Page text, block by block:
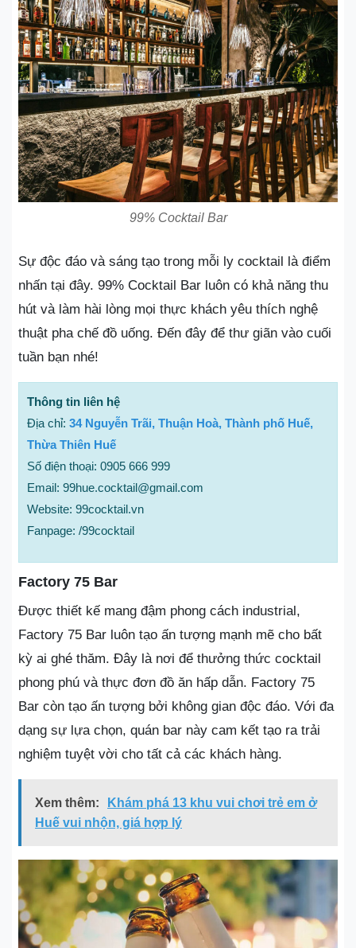
99% Cocktail Bar
Sự độc đáo và sáng tạo trong mỗi ly cocktail là điểm
nhấn tại đây. 99% Cocktail Bar luôn có khả năng thu
hút và làm hài lòng mọi thực khách yêu thích nghệ
thuật pha chế đồ uống. Đến đây để thư giãn vào cuối
tuần bạn nhé!
Thông tin liên hệ
Địa chỉ: 34 Nguyễn Trãi, Thuận Hoà, Thành phố Huế,
Thừa Thiên Huế
Số điện thoại: 0905 666 999
Email: 99hue.cocktail@gmail.com
Website: 99cocktail.vn
Fanpage: /99cocktail
Factory 75 Bar
Được thiết kế mang đậm phong cách industrial,
Factory 75 Bar luôn tạo ấn tượng mạnh mẽ cho bất
kỳ ai ghé thăm. Đây là nơi để thưởng thức cocktail
phong phú và thực đơn đồ ăn hấp dẫn. Factory 75
Bar còn tạo ấn tượng bởi không gian độc đáo. Với đa
dạng sự lựa chọn, quán bar này cam kết tạo ra trải
nghiệm tuyệt vời cho tất cả các khách hàng.
Xem thêm:
Khám phá 13 khu vui chơi trẻ em ở
Huế vui nhộn, giá hợp lý